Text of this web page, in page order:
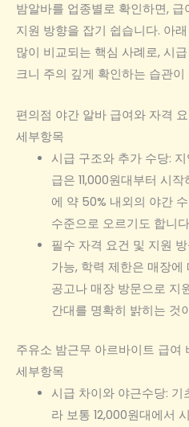
밤알바를 업종별로 확인하면,
지원 방향을 잡기 쉽습니다. 아
많이 비교되는 핵심 사례로, 시
크니 주의 깊게 확인하는 습관이
편의점 야간 알바 급여와 자격
세부항목
시급 구조와 추가 수당:
급은 11,000원대부터 시
에 약 50% 내외의 야간
수준으로 오르기도 합니
필수 자격 요건 및 지원
가능, 학력 제한은 매장
공고나 매장 방문으로 지
간대를 명확히 밝히는 것
주유소 밤근무 아르바이트 급여
세부항목
시급 차이와 야근수당:
라 보통 12,000원대에서